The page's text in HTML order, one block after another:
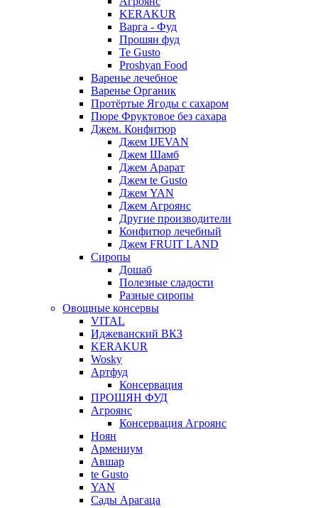
KERAKUR
Варга - Фуд
Прошян фуд
Te Gusto
Proshyan Food
Варенье лечебное
Варенье Органик
Протёртые Ягоды с сахаром
Пюре Фруктовое без сахара
Джем. Конфитюр
Джем IJEVAN
Джем Шамб
Джем Арарат
Джем te Gusto
Джем YAN
Джем Агроянс
Другие производители
Конфитюр лечебный
Джем FRUIT LAND
Сиропы
Дошаб
Полезные сладости
Разные сиропы
Овощные консервы
VITAL
Иджеванский ВКЗ
KERAKUR
Wosky
Артфуд
Консервация
ПРОШЯН ФУД
Агроянс
Консервация Агроянс
Ноян
Армениум
Авшар
te Gusto
YAN
Сады Арагаца